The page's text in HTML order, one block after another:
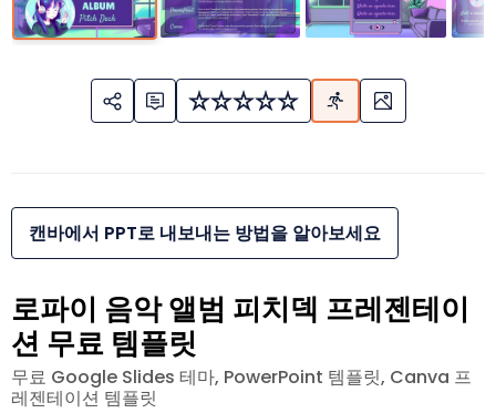
캔바에서 PPT로 내보내는 방법을 알아보세요
로파이 음악 앨범 피치덱 프레젠테이
션 무료 템플릿
무료 Google Slides 테마, PowerPoint 템플릿, Canva 프
레젠테이션 템플릿